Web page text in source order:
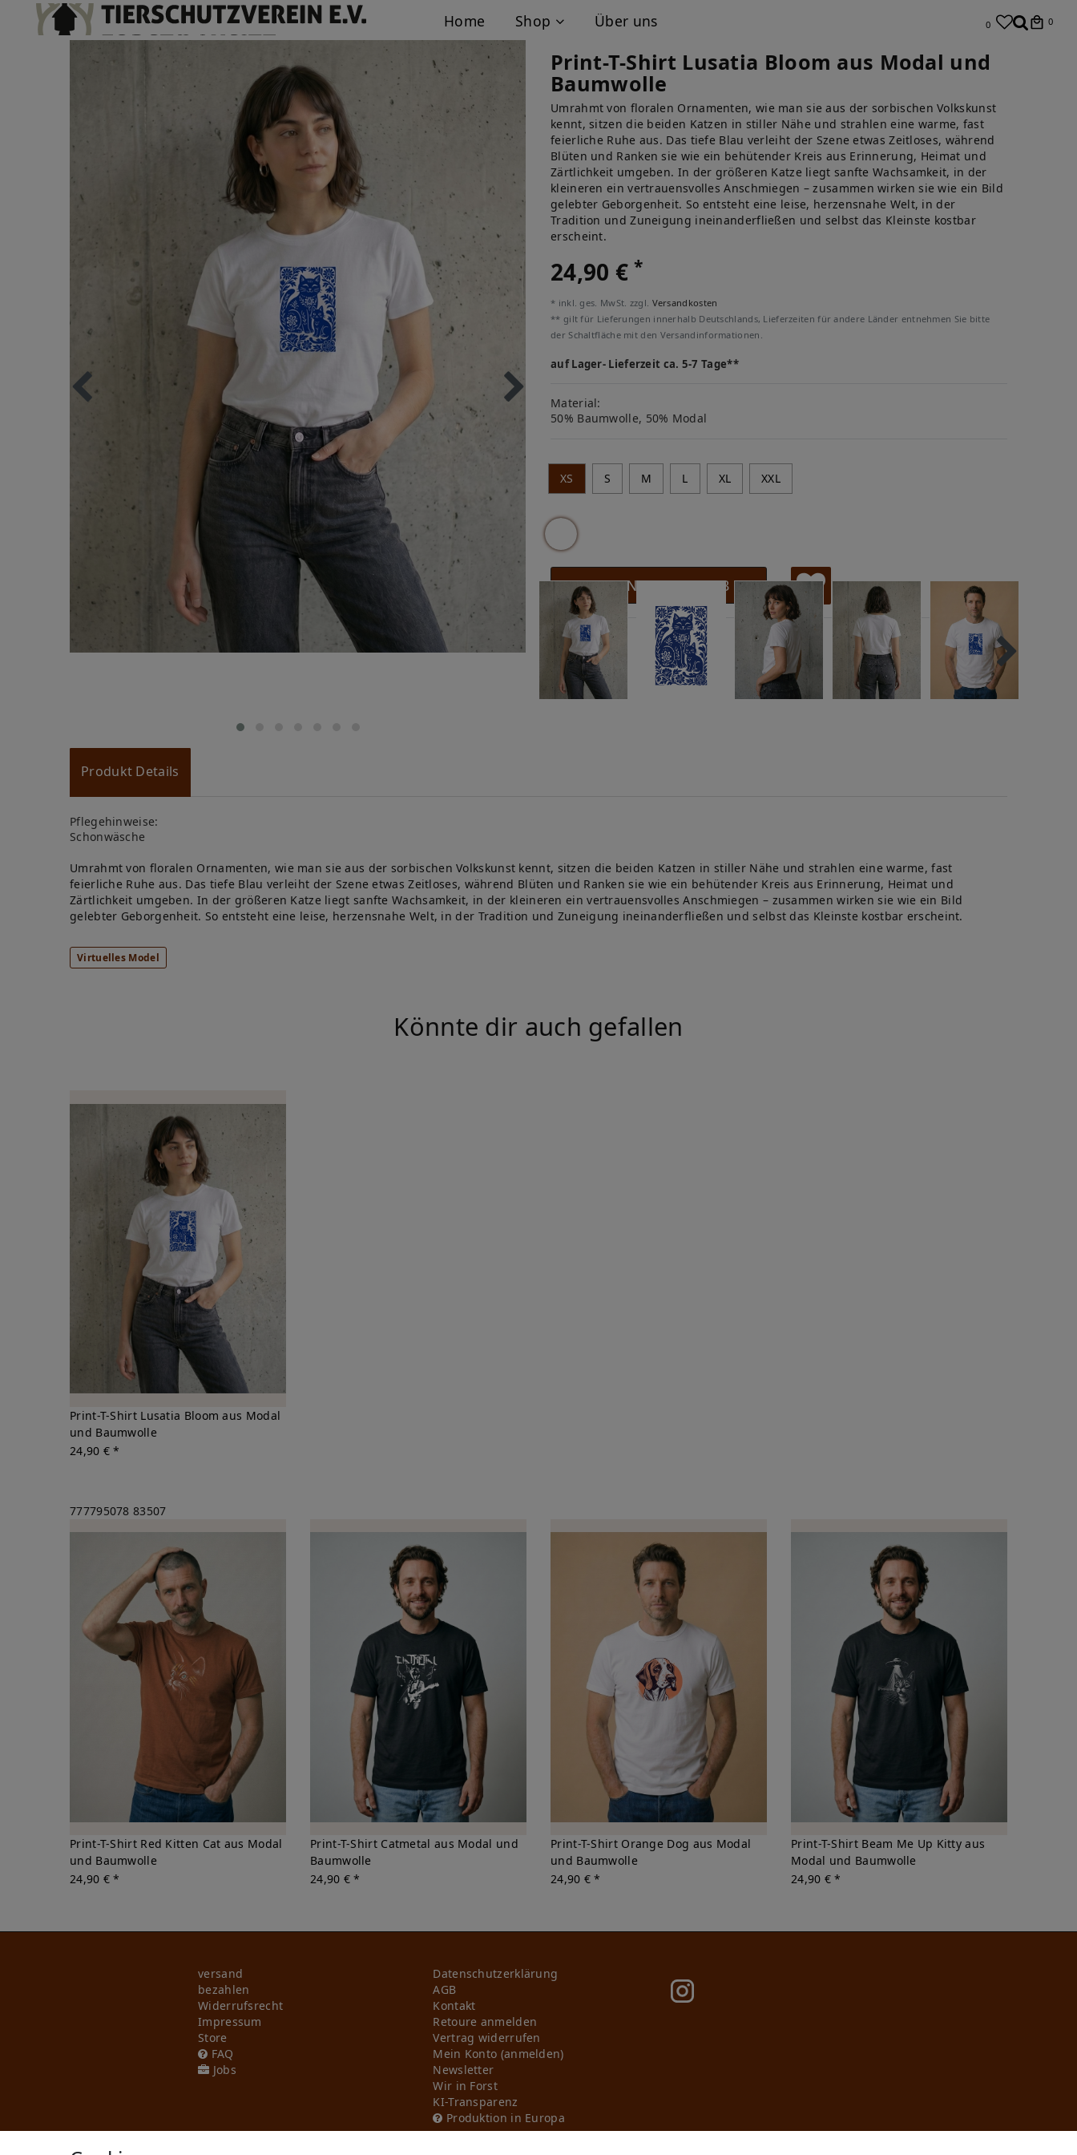
Home Shop Über uns 0 0
Print-T-Shirt Lusatia Bloom aus Modal und
Baumwolle
Umrahmt von floralen Ornamenten, wie man sie aus der sorbischen Volkskunst
kennt, sitzen die beiden Katzen in stiller Nähe und strahlen eine warme, fast
feierliche Ruhe aus. Das tiefe Blau verleiht der Szene etwas Zeitloses, während
Blüten und Ranken sie wie ein behütender Kreis aus Erinnerung, Heimat und
Zärtlichkeit umgeben. In der größeren Katze liegt sanfte Wachsamkeit, in der
kleineren ein vertrauensvolles Anschmiegen – zusammen wirken sie wie ein Bild
gelebter Geborgenheit. So entsteht eine leise, herzensnahe Welt, in der
Tradition und Zuneigung ineinanderfließen und selbst das Kleinste kostbar
erscheint.
24,90 €*
* inkl. ges. MwSt. zzgl. Versandkosten
** gilt für Lieferungen innerhalb Deutschlands, Lieferzeiten für andere Länder entnehmen Sie bitte
der Schaltfläche mit den Versandinformationen.
auf Lager- Lieferzeit ca. 5-7 Tage**
Material:
50% Baumwolle, 50% Modal
XS S M L XL XXL
IN DEN WARENKORB
W
u
ns
ch
Produkt Details
Pflegehinweise:
Schonwäsche
Umrahmt von floralen Ornamenten, wie man sie aus der sorbischen Volkskunst kennt, sitzen die beiden Katzen in stiller Nähe und strahlen eine warme, fast
feierliche Ruhe aus. Das tiefe Blau verleiht der Szene etwas Zeitloses, während Blüten und Ranken sie wie ein behütender Kreis aus Erinnerung, Heimat und
Zärtlichkeit umgeben. In der größeren Katze liegt sanfte Wachsamkeit, in der kleineren ein vertrauensvolles Anschmiegen – zusammen wirken sie wie ein Bild
gelebter Geborgenheit. So entsteht eine leise, herzensnahe Welt, in der Tradition und Zuneigung ineinanderfließen und selbst das Kleinste kostbar erscheint.
Virtuelles Model
Könnte dir auch gefallen
Print-T-Shirt Lusatia Bloom aus Modal
und Baumwolle
24,90 € *
777795078 83507
Print-T-Shirt Red Kitten Cat aus Modal
und Baumwolle
24,90 € *
Print-T-Shirt Catmetal aus Modal und
Baumwolle
24,90 € *
Print-T-Shirt Orange Dog aus Modal
und Baumwolle
24,90 € *
Print-T-Shirt Beam Me Up Kitty aus
Modal und Baumwolle
24,90 € *
versand
bezahlen
Widerrufs­recht
Impressum
Store
FAQ
Jobs
Daten­schutz­erklärung
AGB
Kontakt
Retoure anmelden
Vertrag widerrufen
Mein Konto (anmelden)
Newsletter
Wir in Forst
KI-Transparenz
Produktion in Europa